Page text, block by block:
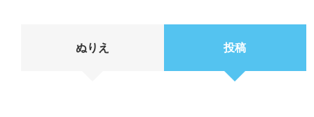
ぬりえ 投稿